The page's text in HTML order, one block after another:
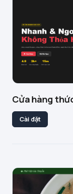
Cửa hàng
Cài đặt